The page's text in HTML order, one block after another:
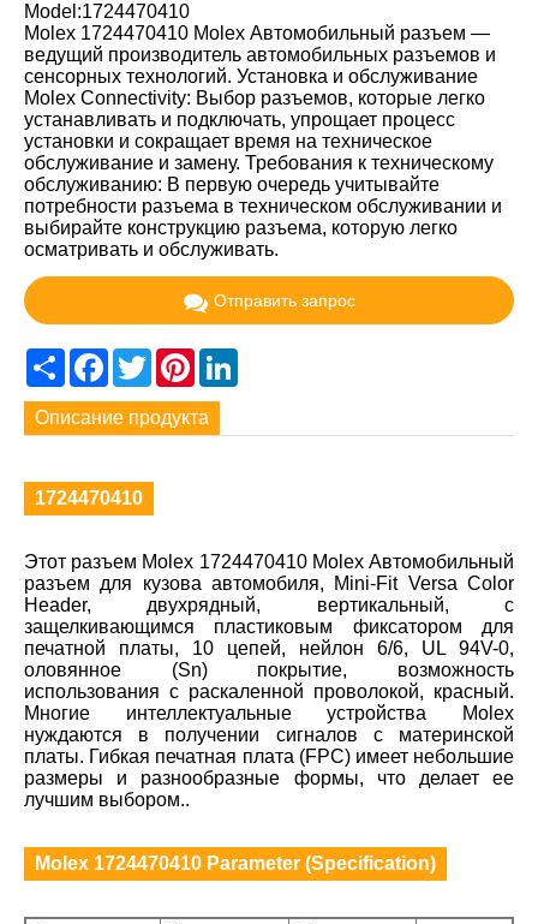
Model:1724470410
Molex 1724470410 Molex Автомобильный разъем —
ведущий производитель автомобильных разъемов и
сенсорных технологий. Установка и обслуживание
Molex Connectivity: Выбор разъемов, которые легко
устанавливать и подключать, упрощает процесс
установки и сокращает время на техническое
обслуживание и замену. Требования к техническому
обслуживанию: В первую очередь учитывайте
потребности разъема в техническом обслуживании и
выбирайте конструкцию разъема, которую легко
осматривать и обслуживать.
Отправить запрос
ShareFacebook
TwitterPinterest
Описание продукта
1724470410
Этот разъем Molex 1724470410 Molex Автомобильный
разъем для кузова автомобиля, Mini-Fit Versa Color
Header, двухрядный, вертикальный, с
защелкивающимся пластиковым фиксатором для
печатной платы, 10 цепей, нейлон 6/6, UL 94V-0,
оловянное (Sn) покрытие, возможность
использования с раскаленной проволокой, красный.
Многие интеллектуальные устройства Molex
нуждаются в получении сигналов с материнской
платы. Гибкая печатная плата (FPC) имеет небольшие
размеры и разнообразные формы, что делает ее
лучшим выбором..
Molex 1724470410 Parameter (Specification)